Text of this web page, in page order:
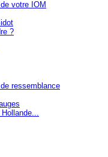
votre IOM
?
ressemblance